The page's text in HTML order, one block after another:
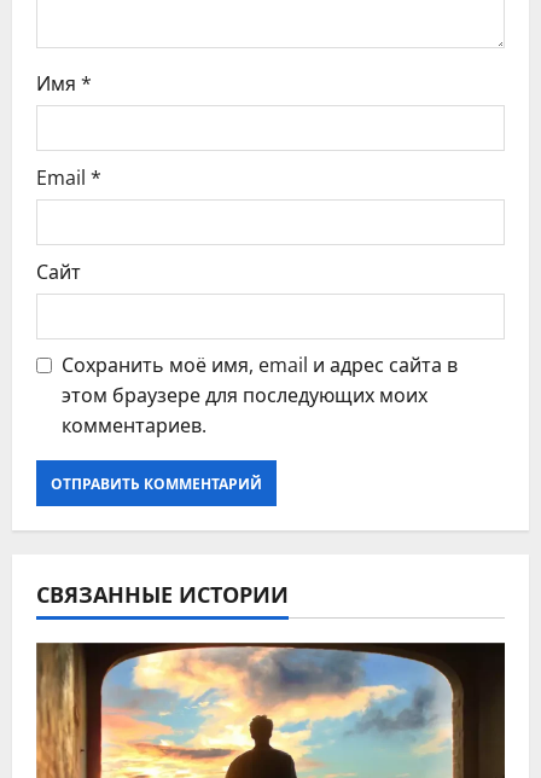
и
с
я
м
Имя *
Email *
Сайт
Сохранить моё имя, email и адрес сайта в
этом браузере для последующих моих
комментариев.
СВЯЗАННЫЕ ИСТОРИИ